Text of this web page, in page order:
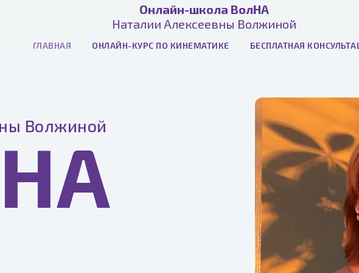
Онлайн-школа ВолНА
Наталии Алексеевны Волжиной
ГЛАВНАЯ ОНЛАЙН-КУРС ПО КИНЕМАТИКЕ БЕСПЛАТНАЯ
Волжиной